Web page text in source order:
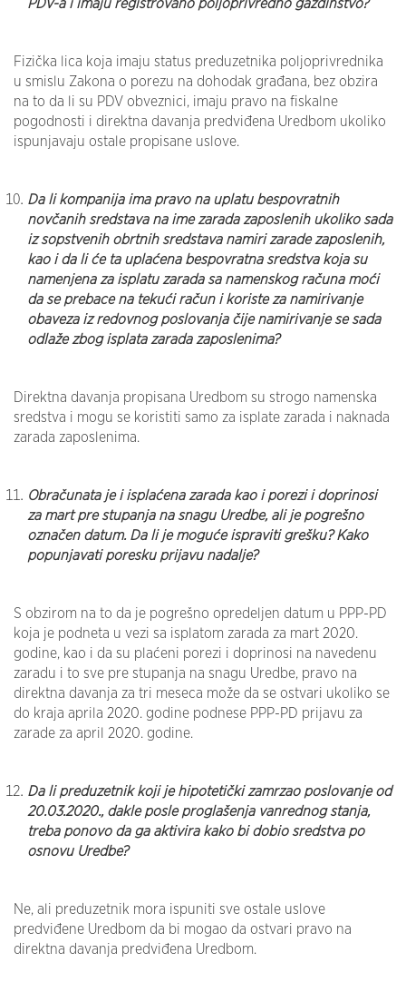
PDV-a i imaju registrovano poljoprivredno gazdinstvo?
Fizička lica koja imaju status preduzetnika poljoprivrednika
u smislu Zakona o porezu na dohodak građana, bez obzira
na to da li su PDV obveznici, imaju pravo na fiskalne
pogodnosti i direktna davanja predviđena Uredbom ukoliko
ispunjavaju ostale propisane uslove.
Da li kompanija ima pravo na uplatu bespovratnih
novčanih sredstava na ime zarada zaposlenih ukoliko sada
iz sopstvenih obrtnih sredstava namiri zarade zaposlenih,
kao i da li će ta uplaćena bespovratna sredstva koja su
namenjena za isplatu zarada sa namenskog računa moći
da se prebace na tekući račun i koriste za namirivanje
obaveza iz redovnog poslovanja čije namirivanje se sada
odlaže zbog isplata zarada zaposlenima?
Direktna davanja propisana Uredbom su strogo namenska
sredstva i mogu se koristiti samo za isplate zarada i naknada
zarada zaposlenima.
Obračunata je i isplaćena zarada kao i porezi i doprinosi
za mart pre stupanja na snagu Uredbe, ali je pogrešno
označen datum. Da li je moguće ispraviti grešku? Kako
popunjavati poresku prijavu nadalje?
S obzirom na to da je pogrešno opredeljen datum u PPP-PD
koja je podneta u vezi sa isplatom zarada za mart 2020.
godine, kao i da su plaćeni porezi i doprinosi na navedenu
zaradu i to sve pre stupanja na snagu Uredbe, pravo na
direktna davanja za tri meseca može da se ostvari ukoliko se
do kraja aprila 2020. godine podnese PPP-PD prijavu za
zarade za april 2020. godine.
Da li preduzetnik koji je hipotetički zamrzao poslovanje od
20.03.2020., dakle posle proglašenja vanrednog stanja,
treba ponovo da ga aktivira kako bi dobio sredstva po
osnovu Uredbe?
Ne, ali preduzetnik mora ispuniti sve ostale uslove
predviđene Uredbom da bi mogao da ostvari pravo na
direktna davanja predviđena Uredbom.